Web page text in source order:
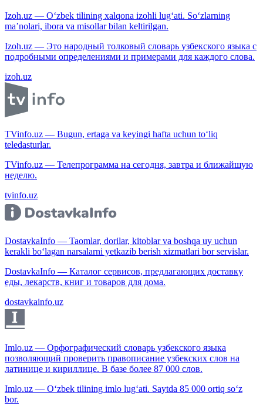
Izoh.uz — O‘zbek tilining xalqona izohli lug‘ati. So‘zlarning
ma’nolari, ibora va misollar bilan keltirilgan.
Izoh.uz — Это народный толковый словарь узбекского языка с
подробными определениями и примерами для каждого слова.
izoh.uz
TVinfo.uz — Bugun, ertaga va keyingi hafta uchun to‘liq
teledasturlar.
TVinfo.uz — Телепрограмма на сегодня, завтра и ближайшую
неделю.
tvinfo.uz
DostavkaInfo — Taomlar, dorilar, kitoblar va boshqa uy uchun
kerakli bo‘lagan narsalarni yetkazib berish xizmatlari bor servislar.
DostavkaInfo — Каталог сервисов, предлагающих доставку
еды, лекарств, книг и товаров для дома.
dostavkainfo.uz
Imlo.uz — Орфографический словарь узбекского языка
позволяющий проверить правописание узбекских слов на
латинице и кириллице. В базе более 87 000 слов.
Imlo.uz — O‘zbek tilining imlo lug‘ati. Saytda 85 000 ortiq so‘z
bor.